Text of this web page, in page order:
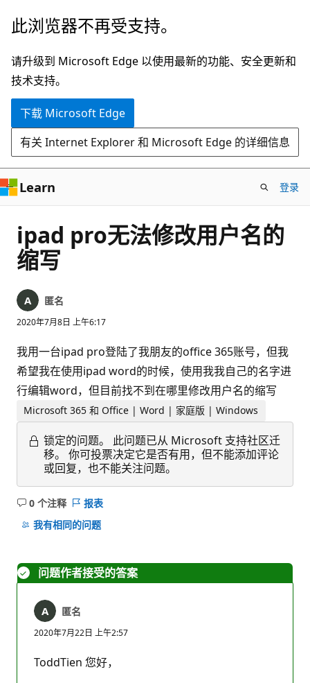
跳
主
要
内
此浏览器不再受支持。
请升级到 Microsoft Edge 以使用最新的功能、安全更新和
技术支持。
下载 Microsoft Edge
有关 Internet Explorer 和 Microsoft Edge 的详细信息
Learn 登录
ipad pro无法修改用户名的
缩写
匿名
2020年7月8日 上午6:17
我用一台ipad pro登陆了我朋友的office 365账号，但我
希望我在使用ipad word的时候，使用我我自己的名字进
行编辑word，但目前找不到在哪里修改用户名的缩写
Microsoft 365 和 Office | Word | 家庭版 | Windows
锁定的问题。
此问题已从 Microsoft 支持社区迁
移。 你可投票决定它是否有用，但不能添加评论
或回复，也不能关注问题。
0 个注释
无
注
报表
我有相同的问题
问题作者接受的答案
匿名
2020年7月22日 上午2:57
ToddTien 您好，